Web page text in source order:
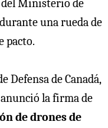
del Ministerio de
una rueda de
pacto.
Defensa de Canadá,
la firma de
de drones de